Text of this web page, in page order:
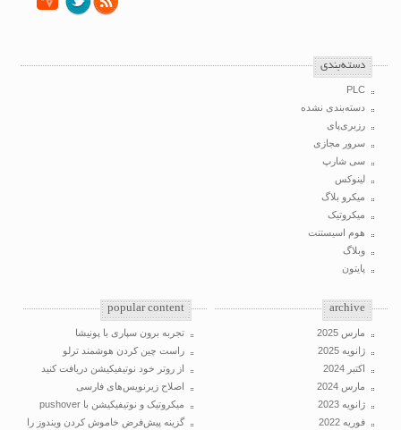
‌دسته‌بندی
PLC
دسته‌بندی نشده
رزبری‌پای
سرور مجازی
سی شارپ
لینوکس
میکرو بلاگ
میکروتیک
هوم اسیستنت
وبلاگ
پایتون
archive
مارس 2025
ژانویه 2025
اکتبر 2024
مارس 2024
ژانویه 2023
فوریه 2022
popular content
تجربه برون سپاری با پونیشا
راست چین کردن هوشمند ترلو
از روتر خود نوتیفیکیشن دریافت کنید
اصلاح زیرنویس‌های فارسی
میکروتیک و نوتیفیکیشن با pushover
گزینه پیش‌فرض خاموش کردن ویندوز را